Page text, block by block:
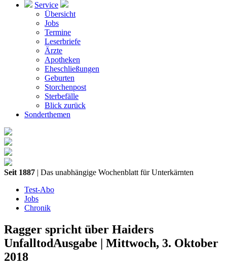
Service
Übersicht
Jobs
Termine
Leserbriefe
Ärzte
Apotheken
Eheschließungen
Geburten
Storchenpost
Sterbefälle
Blick zurück
Sonderthemen
Seit 1887 | Das unabhängige Wochenblatt für Unterkärnten
Test-Abo
Jobs
Chronik
Ragger spricht über Haiders
UnfalltodAusgabe | Mittwoch, 3. Oktober
2018